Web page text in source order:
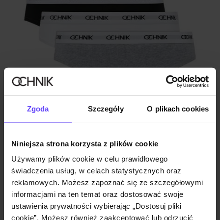
Zgoda Szczegóły O plikach cookies
Niniejsza strona korzysta z plików cookie
Używamy plików cookie w celu prawidłowego
świadczenia usług, w celach statystycznych oraz
reklamowych. Możesz zapoznać się ze szczegółowymi
informacjami na ten temat oraz dostosować swoje
ustawienia prywatności wybierając „Dostosuj pliki
cookie”. Możesz również zaakceptować lub odrzucić
Zestaw fig damskich w trzech kolorach
5.0 (30)
49,90 zł
79,90 zł - najniższa cena z 30 dni przed obniżką